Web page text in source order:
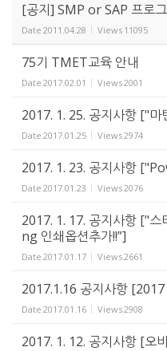
[공지] SMP or SAP 프로
Date 2011.04.28 Views 11095
75기 TMET교육 안내
Date 2017.02.01 Views2001
2017. 1. 25. 공지사항 ["마
Date 2017.01.25 Views2974
2017. 1. 23. 공지사항
Date 2017.01.23 Views2076
2017. 1. 17. 공지사항 ["
ng 인쇄옵션추가!!”]
Date 2017.01.17 Views2661
2017.1.16 공지사항
Date 2017.01.16 Views2908
2017. 1. 12. 공지사항 [오